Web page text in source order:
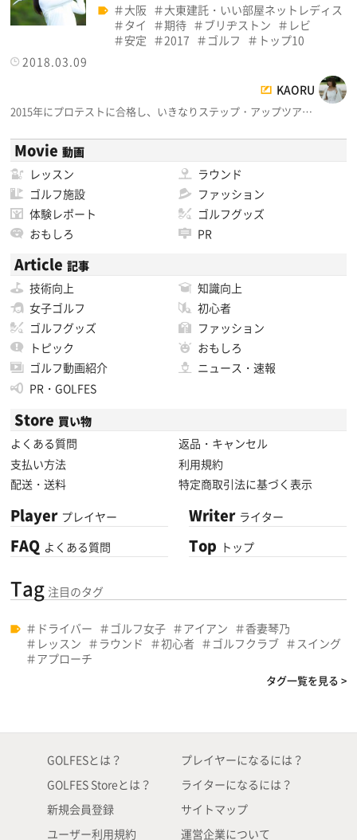
大阪
大東建託・いい部屋ネットレディス
タイ
期待 ブリヂストン
レビ
安定
2017 ゴルフ
トップ10
2018.03.09
KAORU
2015年にプロテストに合格し、いきなりステップ・アップツア…
Movie 動画
レッスン
ラウンド
ゴルフ施設
ファッション
体験レポート
ゴルフグッズ
おもしろ
PR
Article 記事
技術向上
知識向上
女子ゴルフ
初心者
ゴルフグッズ
ファッション
トピック
おもしろ
ゴルフ動画紹介
ニュース・速報
PR・GOLFES
Store 買い物
よくある質問
返品・キャンセル
支払い方法
利用規約
配送・送料
特定商取引法に基づく表示
Player プレイヤー
FAQ よくある質問
Writer ライター
Top トップ
Tag 注目のタグ
ドライバー ゴルフ女子 アイアン
香妻琴乃
レッスン
ラウンド 初心者 ゴルフクラブ
スイング
アプローチ
タグ一覧を見る >
GOLFESとは？
GOLFES Storeとは？
新規会員登録
ユーザー利用規約
プレイヤーになるには？
ライターになるには？
サイトマップ
運営企業について